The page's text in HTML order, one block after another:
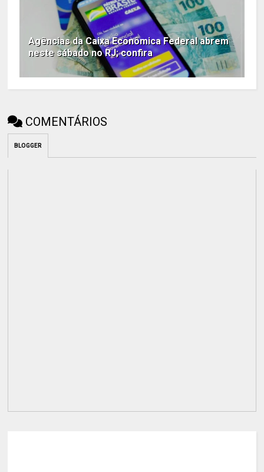
Agências da Caixa Econômica Federal abrem
neste sábado no RJ; confira
COMENTÁRIOS
BLOGGER